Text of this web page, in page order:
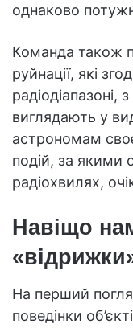
однаково
Команда також
руйнації, які
радіодіапазоні,
виглядають у
астрономам
подій, за якими
радіохвилях,
Навіщо
На перший
поведінки